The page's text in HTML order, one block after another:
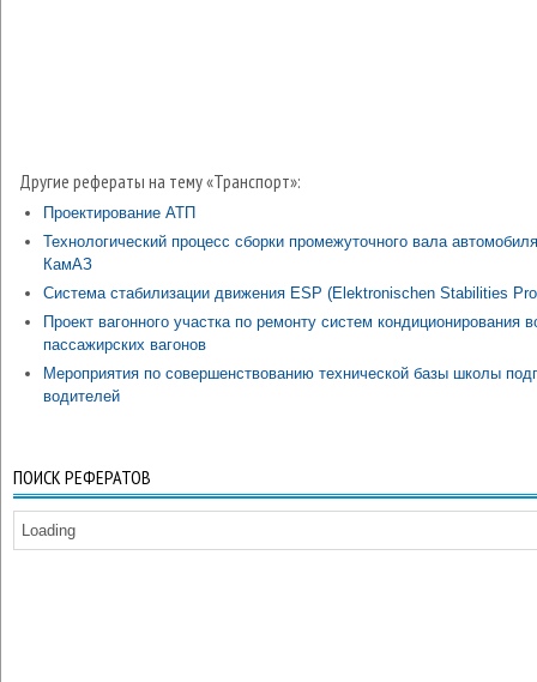
Другие рефераты на тему «Транспорт»:
Проектирование АТП
Технологический процесс сборки промежуточного вала автомобиля
КамАЗ
Система стабилизации движения ESP (Еlektronischen Stabilities
Проект вагонного участка по ремонту систем кондиционирования
пассажирских вагонов
Мероприятия по совершенствованию технической базы школы
водителей
ПОИСК РЕФЕРАТОВ
Loading